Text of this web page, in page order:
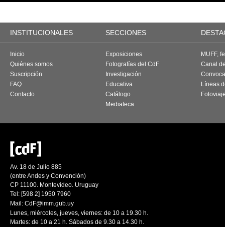
INSTITUCIONALES SECCIONES
Inicio
Quiénes somos
Suscripción
FAQ
Contacto
Exposiciones
Fotografías del CdF
Investigación
Educativa
Catálogo
Mediateca
MUFF,
Canal
Líneas
Av. 18 de Julio 885
(entre Andes y Convención)
CP 11100. Montevideo. Uruguay
Tel: [598 2] 1950 7960
Mail: CdF@imm.gub.uy
Lunes, miércoles, jueves, viernes: de 10 a 19.30 h.
Martes: de 10 a 21 h. Sábados de 9.30 a 14.30 h.